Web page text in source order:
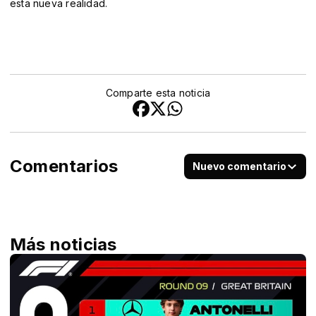
esta nueva realidad.
Comparte esta noticia
Comentarios Nuevo comentario
Más noticias